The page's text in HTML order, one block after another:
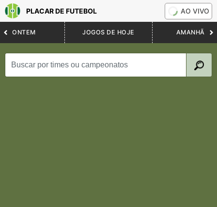
PLACAR DE FUTEBOL AO VIVO
ONTEM JOGOS DE HOJE AMANHÃ